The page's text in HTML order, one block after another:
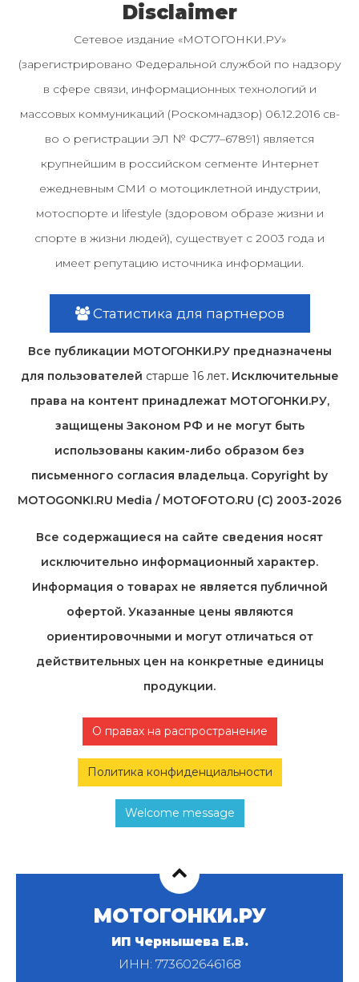
Disclaimer
Сетевое издание «МОТОГОНКИ.РУ»
(зарегистрировано Федеральной службой по надзору
в сфере связи, информационных технологий и
массовых коммуникаций (Роскомнадзор) 06.12.2016 св-
во о регистрации ЭЛ № ФС77–67891) является
крупнейшим в российском сегменте Интернет
ежедневным СМИ о мотоциклетной индустрии,
мотоспорте и lifestyle (здоровом образе жизни и
спорте в жизни людей), существует с 2003 года и
имеет репутацию источника информации.
Статистика для партнеров
Все публикации МОТОГОНКИ.РУ предназначены
для пользователей старше 16 лет. Исключительные
права на контент принадлежат МОТОГОНКИ.РУ,
защищены Законом РФ и не могут быть
использованы каким-либо образом без
письменного согласия владельца. Copyright by
MOTOGONKI.RU Media / MOTOFOTO.RU (C) 2003-2026
Все содержащиеся на cайте сведения носят
исключительно информационный характер.
Информация о товарах не является публичной
офертой. Указанные цены являются
ориентировочными и могут отличаться от
действительных цен на конкретные единицы
продукции.
О правах на распространение
Политика конфиденциальности
Welcome message
МОТОГОНКИ.РУ
ИП Чернышева Е.В.
ИНН: 773602646168